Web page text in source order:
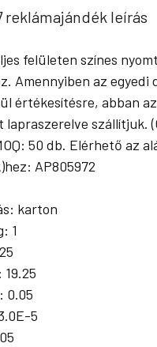
reklámajándék leírás
felületen színes
Amennyiben az egyedi
értékesítésre, abban
lapraszerelve szállítjuk.
50 db. Elérhető az
AP805972
karton
1
19.25
0.05
5